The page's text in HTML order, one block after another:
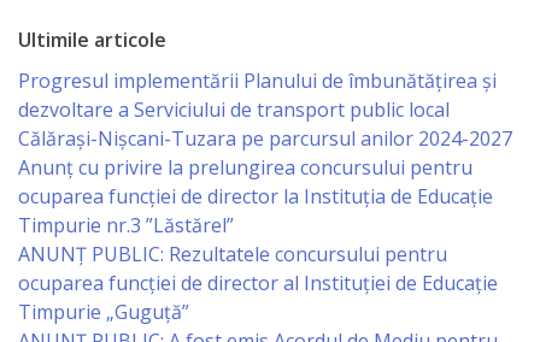
în
Reglementarea
Regimului
Funciar
Serviciul
Relaţii
cu
Ultimile articole
Progresul implementării Planului de îmbunătățirea și
dezvoltare a Serviciului de transport public local
Călărași-Nișcani-Tuzara pe parcursul anilor 2024-2027
Anunț cu privire la prelungirea concursului pentru
ocuparea funcţiei de director la Instituția de Educație
Timpurie nr.3 ”Lăstărel”
ANUNȚ PUBLIC: Rezultatele concursului pentru
ocuparea funcției de director al Instituției de Educație
Timpurie „Guguță”